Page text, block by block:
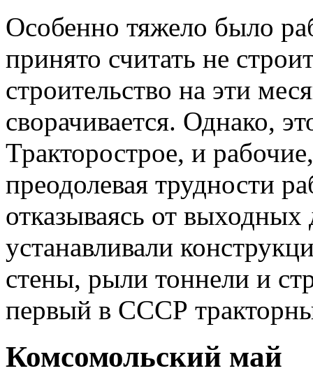
Особенно тяжело было
принято считать не
строительство на эти
сворачивается. Однако,
Тракторострое, и
преодолевая трудности
отказываясь от
устанавливали
стены, рыли тоннели и
первый в СССР
Комсомольский май